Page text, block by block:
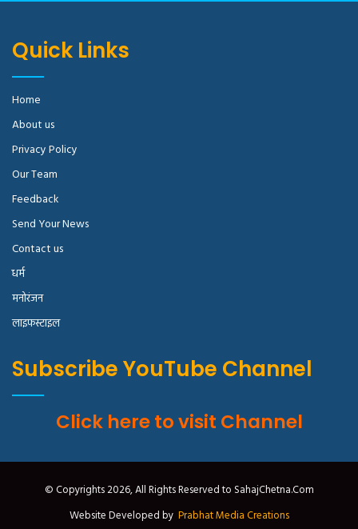
Quick Links
Home
About us
Privacy Policy
Our Team
Feedback
Send Your News
Contact us
धर्म
मनोरंजन
लाइफस्टाइल
Subscribe YouTube Channel
Click here to visit Channel
© Copyrights 2026, All Rights Reserved to SahajChetna.Com
Website Developed by Prabhat Media Creations